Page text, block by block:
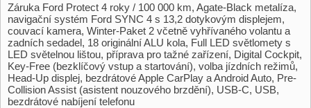
Záruka Ford Protect 4 roky / 100 000 km,​ Agate​-Black metalíza,​
navigační systém Ford SYNC 4 s 13,​2 dotykovým displejem,​
couvací kamera,​ Winter​-Paket 2 včetně vyhřívaného volantu a
zadních sedadel,​ 18 originální ALU kola,​ Full LED světlomety s
LED světelnou lištou,​ příprava pro tažné zařízení,​ Digital Cockpit,​
Key​-Free (bezklíčový vstup a startování),​ volba jízdních režimů,​
Head​-Up displej,​ bezdrátové Apple CarPlay a Android Auto,​ Pre​-
Collision Assist (asistent nouzového brzdění),​ USB​-C,​ USB,​
bezdrátové nabíjení telefonu